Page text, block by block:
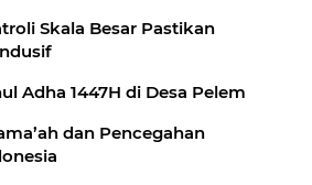
Skala Besar Pastikan
Adha 1447H di Desa Pelem
dan Pencegahan